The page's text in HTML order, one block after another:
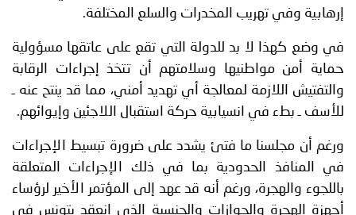
إرهابية وفي تهريب المخدرات والسلع المختلفة.
في وضع كهذا لا بد للدولة التي تقع على عاتقها مسؤولية
حماية أمن مواطنيها وسلامتهم أن تتخذ إجراءات الرقابة
والتفتيش اللازمة لمعالجة أي تهديد أمني، مما قد ينتح عنه ـ
للأسف ـ بطء في انسيابية حركة استقبال اللاجئين وإيوائهم.
ورغم أن مجلسنا ما فتئ يشدد على ضرورة تبسيط الإجراءات
في المنافذ الحدودية بما في ذلك الإجراءات المتعلقة
باللجوء والهجرة، ورغم أنه قد عهد إلى المؤتمر الأخير لرؤساء
أجهزة الهجرة والجوازات والجنسية الذي انعقد بتونس في